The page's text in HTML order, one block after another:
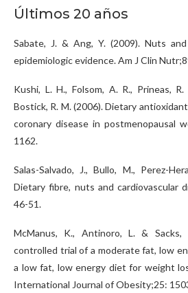
Últimos 20 años
Sabate, J. & Ang, Y. (2009). Nuts
epidemiologic evidence. Am J Clin
Kushi, L. H., Folsom, A. R., Prineas,
Bostick, R. M. (2006). Dietary
coronary disease in postmenopausal
1162.
Salas-Salvado, J., Bullo, M., Perez-
Dietary fibre, nuts and cardiovascular
46-51.
McManus, K., Antinoro, L. & Sacks,
controlled trial of a moderate fat, low
a low fat, low energy diet for weight
International Journal of Obesity;25: